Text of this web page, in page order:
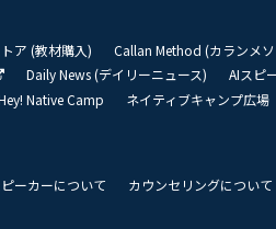
ア (教材購入)
Callan Method (カランメ
Daily News (デイリーニュース)
AIスピ
Native Camp ネイティブキャンプ広場
ーカーについて
カウンセリングについて